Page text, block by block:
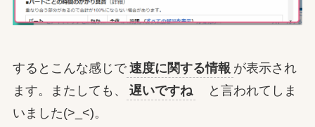
するとこんな感じで 速度に関する情報 が表示され
ます。またしても、
遅いですね
と言われてしま
いました(>_<)。